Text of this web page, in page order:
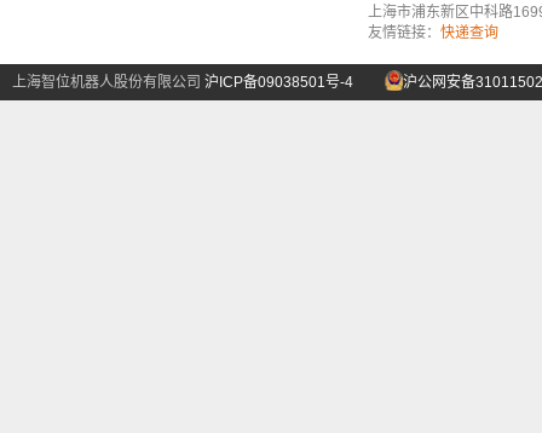
上海市浦东新区中科路
友情链接： 快递查询
上海智位机器人股份有限公司 沪ICP备09038501号-4 沪公网安备